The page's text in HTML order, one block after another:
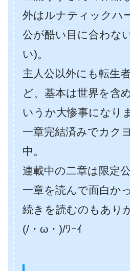
外はルナティックハ
公が酷い目に合わな
い)。
主人公以外にも転生
ど、基本は世界を含
いうか大惨事になり
一章完結済みでカク
中。
連載中の二章は限定公
一章を読んで面白か
続きを読むのもあり
(/・ω・)/ﾜｰｲ